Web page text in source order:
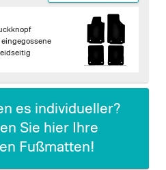
eingegossene
es individueller?
Sie hier Ihre
Fußmatten!